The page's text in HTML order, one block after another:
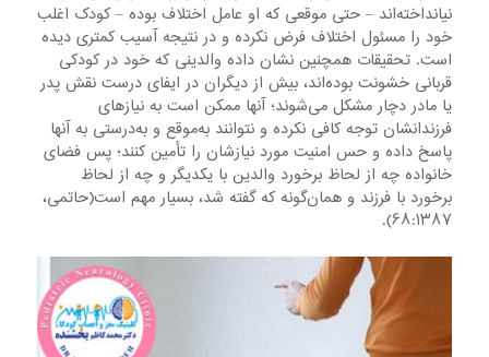
نیانداخته‌اند – حتی موقعی که او عامل اختلاف بوده – کودک اغلب
خود را مسئول اختلاف فرض نکرده و در نتیجه آسیب کمتری دیده
است. تحقیقات همچنین نشان داده والدینی که خود در کودکی
قربانی خشونت بوده‌اند، بیش از دیگران در ایفای درست نقش پدر
یا مادر دچار مشکل می‌شوند؛ آنها ممکن است به نیازهای
فرزندانشان توجه کافی نکرده و نتوانند به‌موقع و به‌درستی به آنها
پاسخ داده و حس امنیت مورد نیازشان را تأمین کنند؛ پس فضای
خانواده چه از لحاظ برخورد والدین با یکدیگر و چه از لحاظ
برخورد با فرزند و همان‌گونه که گفته شد، بسیار مهم است(حاتمی،
۶۸:۱۳۸۷).